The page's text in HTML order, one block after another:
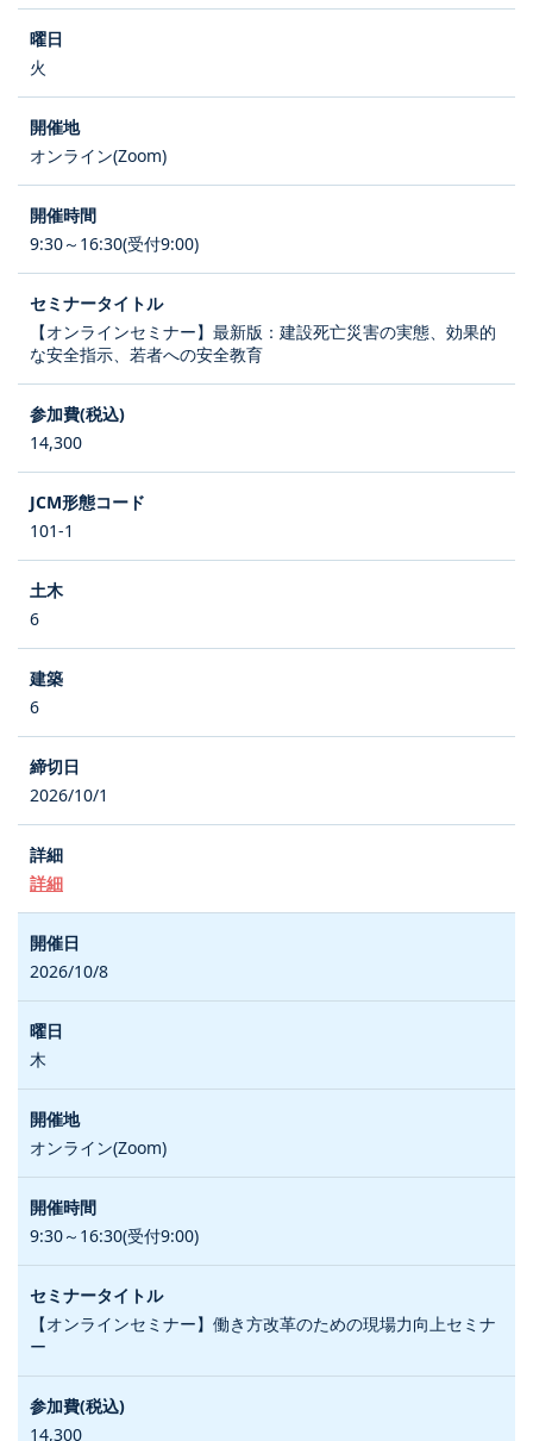
火
オンライン(Zoom)
9:30～16:30(受付9:00)
【オンラインセミナー】最新版：建設死亡災害の実態、効果的
な安全指示、若者への安全教育
14,300
101-1
6
6
2026/10/1
詳細
2026/10/8
木
オンライン(Zoom)
9:30～16:30(受付9:00)
【オンラインセミナー】働き方改革のための現場力向上セミナ
ー
14,300